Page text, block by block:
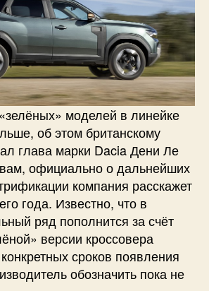
моделей в линейке
об этом британскому
глава марки Dacia Дени Ле
официально о дальнейших
компания расскажет
года. Известно, что в
ряд пополнится за счёт
версии кроссовера
сроков появления
обозначить пока не